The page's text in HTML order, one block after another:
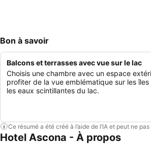
Bon à savoir
Balcons et terrasses avec vue sur le lac
Choisis une chambre avec un espace
profiter de la vue emblématique sur les
les eaux scintillantes du lac.
Ce résumé a été créé à l’aide de l’IA et peut ne
Hotel Ascona - À propos